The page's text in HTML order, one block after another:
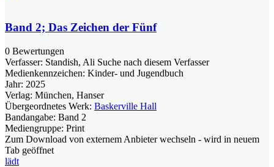
Band 2; Das Zeichen der Fünf
0 Bewertungen
Verfasser: Standish, Ali Suche nach diesem Verfasser
Medienkennzeichen: Kinder- und Jugendbuch
Jahr: 2025
Verlag: München, Hanser
Übergeordnetes Werk: Baskerville Hall
Bandangabe: Band 2
Mediengruppe: Print
Zum Download von externem Anbieter wechseln - wird in neuem
Tab geöffnet
lädt